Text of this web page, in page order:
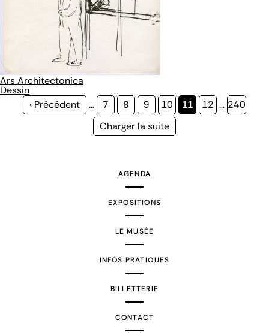
Ars Architectonica
Dessin
Page
‹ Précédent … Page
7 Page
8 Page
9 Page
10
Page
11 Page
12 … Page
240
Page
Charger la suite
AGENDA
EXPOSITIONS
LE MUSÉE
INFOS PRATIQUES
BILLETTERIE
CONTACT